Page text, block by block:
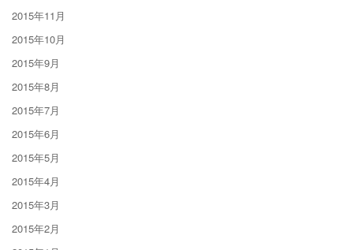
2015年11月
2015年10月
2015年9月
2015年8月
2015年7月
2015年6月
2015年5月
2015年4月
2015年3月
2015年2月